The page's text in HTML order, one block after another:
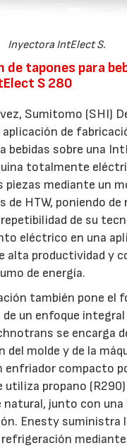
Inyectora IntElect S.
de tapones para
S 280
Sumitomo (SHI)
aplicación de
bebidas sobre una
totalmente
piezas mediante un
de HTW, poniendo de
de su
eléctrico en una
alta productividad y
de energía.
también pone el
un enfoque integral
se encarga
del molde y de la
enfriador compacto
utiliza propano
junto con una
Enesty suministra